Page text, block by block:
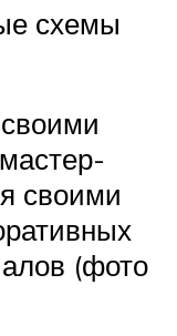
схемы
своими
(фото